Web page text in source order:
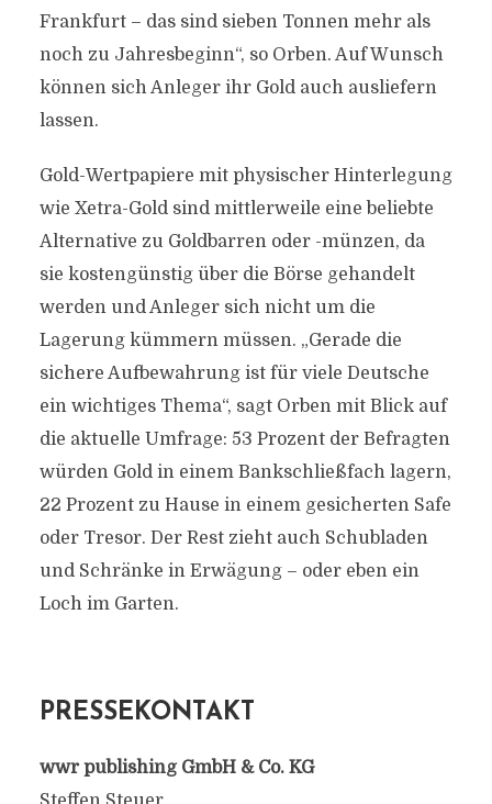
Frankfurt – das sind sieben Tonnen mehr als
noch zu Jahresbeginn“, so Orben. Auf Wunsch
können sich Anleger ihr Gold auch ausliefern
lassen.
Gold-Wertpapiere mit physischer Hinterlegung
wie Xetra-Gold sind mittlerweile eine beliebte
Alternative zu Goldbarren oder -münzen, da
sie kostengünstig über die Börse gehandelt
werden und Anleger sich nicht um die
Lagerung kümmern müssen. „Gerade die
sichere Aufbewahrung ist für viele Deutsche
ein wichtiges Thema“, sagt Orben mit Blick auf
die aktuelle Umfrage: 53 Prozent der Befragten
würden Gold in einem Bankschließfach lagern,
22 Prozent zu Hause in einem gesicherten Safe
oder Tresor. Der Rest zieht auch Schubladen
und Schränke in Erwägung – oder eben ein
Loch im Garten.
PRESSEKONTAKT
wwr publishing GmbH & Co. KG